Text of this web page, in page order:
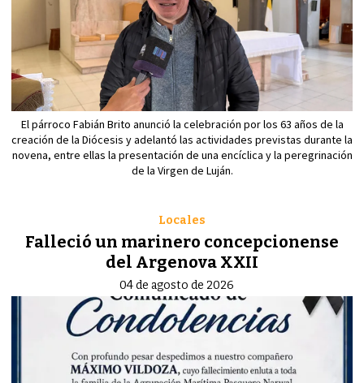
El párroco Fabián Brito anunció la celebración por los 63 años de la
creación de la Diócesis y adelantó las actividades previstas durante la
novena, entre ellas la presentación de una encíclica y la peregrinación
de la Virgen de Luján.
Falleció un marinero concepcionense
del Argenova XXII
Locales
04 de agosto de 2026